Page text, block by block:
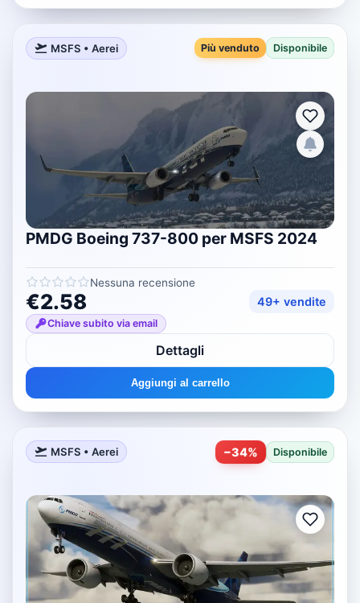
MSFS • Aerei Più venduto Disponibile
PMDG Boeing 737-800 per MSFS 2024
Nessuna recensione
€2.58 49+ vendite
Chiave subito via email
Dettagli
Aggiungi al carrello
MSFS • Aerei −34% Disponibile